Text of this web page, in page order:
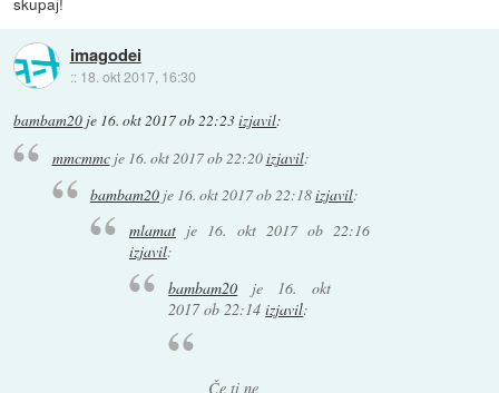
imagodei
:: 18. okt 2017, 16:30
bambam20 je 16. okt 2017 ob 22:23izjavil:
mmcmmcje 16. okt 2017 ob 22:20izjavil:
bambam20 je 16. okt 2017 ob 22:18izjavil:
mlamatje 16. okt 2017 ob 22:16
izjavil:
bambam20 je 16. okt
2017 ob 22:14 izjavil:
Če ti ne